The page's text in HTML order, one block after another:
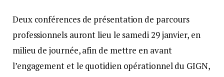
Deux conférences de présentation de parcours
professionnels auront lieu le samedi 29 janvier, en
milieu de journée, afin de mettre en avant
l’engagement et le quotidien opérationnel du GIGN,